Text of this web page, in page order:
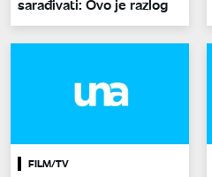
sarađivati: Ovo je razlog
FILM/TV